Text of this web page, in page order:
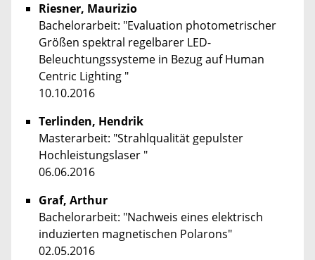
Riesner, Maurizio
Bachelorarbeit: "Evaluation photometrischer
Größen spektral regelbarer LED-
Beleuchtungssysteme in Bezug auf Human
Centric Lighting "
10.10.2016
Terlinden, Hendrik
Masterarbeit: "Strahlqualität gepulster
Hochleistungslaser "
06.06.2016
Graf, Arthur
Bachelorarbeit: "Nachweis eines elektrisch
induzierten magnetischen Polarons"
02.05.2016